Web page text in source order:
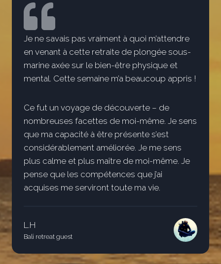
Je ne savais pas vraiment à quoi m’attendre
en venant à cette retraite de plongée sous-
marine axée sur le bien-être physique et
mental. Cette semaine m’a beaucoup appris !
Ce fut un voyage de découverte – de
nombreuses facettes de moi-même. Je sens
que ma capacité à être présente s’est
considérablement améliorée. Je me sens
plus calme et plus maître de moi-même. Je
pense que les compétences que j’ai
acquises me serviront toute ma vie.
L.H
Bali retreat guest